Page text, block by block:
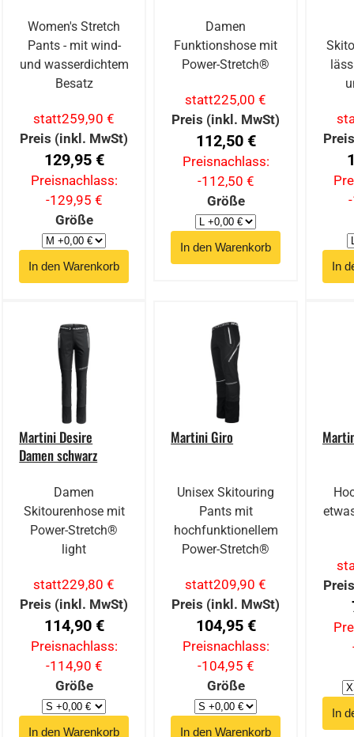
Women's Stretch
Pants - mit wind-
und wasserdichtem
Besatz
statt259,90 €
Preis (inkl. MwSt)
129,95 €
Preisnachlass:
-129,95 €
Größe
Damen
Funktionshose mit
Power-Stretch®
statt225,00 €
Preis (inkl. MwSt)
112,50 €
Preisnachlass:
-112,50 €
Größe
Martini Desire
Damen schwarz
Damen
Skitourenhose mit
Power-Stretch®
light
statt229,80 €
Preis (inkl. MwSt)
114,90 €
Preisnachlass:
-114,90 €
Größe
Martini Giro
Unisex Skitouring
Pants mit
hochfunktionellem
Power-Stretch®
statt209,90 €
Preis (inkl. MwSt)
104,95 €
Preisnachlass:
-104,95 €
Größe